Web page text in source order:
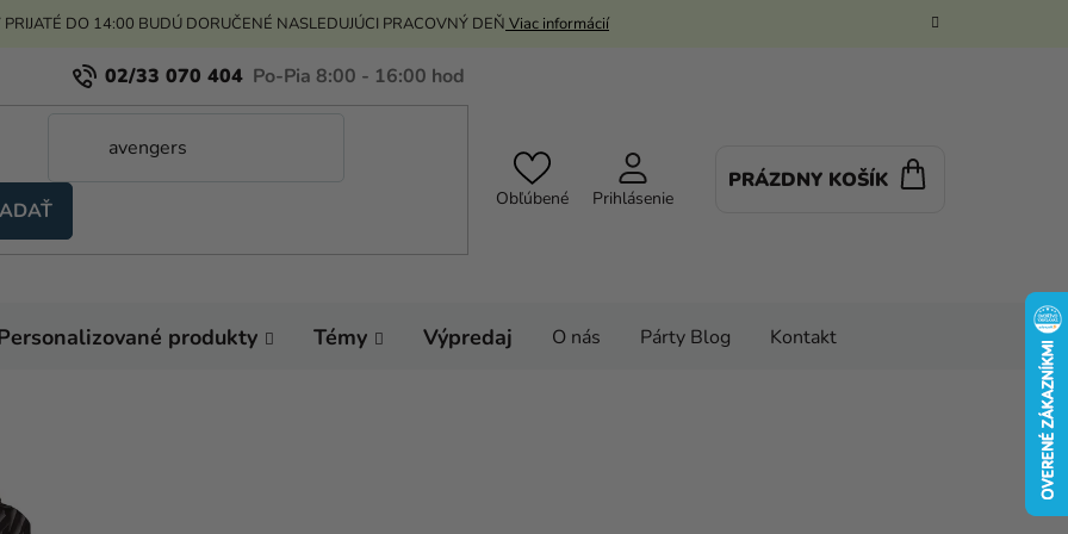
PRIJATÉ DO 14:00 BUDÚ DORUČENÉ NASLEDUJÚCI PRACOVNÝ DEŇ Viac informácií
02/33 070 404
Obľúbené Prihlásenie
PRÁZDNY KOŠÍK
produkty Témy Výpredaj O nás Párty Blog Kontakt